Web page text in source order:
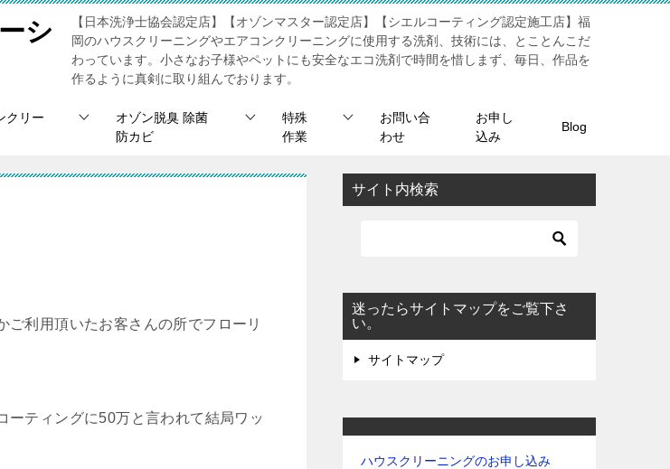
シ
【日本洗浄士協会認定店】【オゾンマスター認定店】【シエルコーティング認定施工店】福
岡のハウスクリーニングやエアコンクリーニングに使用する洗剤、技術には、とことんこだ
わっています。小さなお子様やペットにも安全なエコ洗剤で時間を惜しまず、毎日、作品を
作るように真剣に取り組んでおります。
クリー
オゾン脱臭 除菌
防カビ
特殊
作業
お問い合
わせ
お申し
込み
Blog
利用頂いたお客さんの所でフローリ
ーティングに50万と言われて結局ワッ
サイト内検索
迷ったらサイトマップをご覧下さ
い。
サイトマップ
ハウスクリーニングのお申し込み